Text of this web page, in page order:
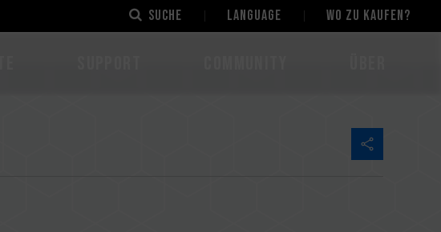
Suche LANGUAGE Wo zu kaufen?